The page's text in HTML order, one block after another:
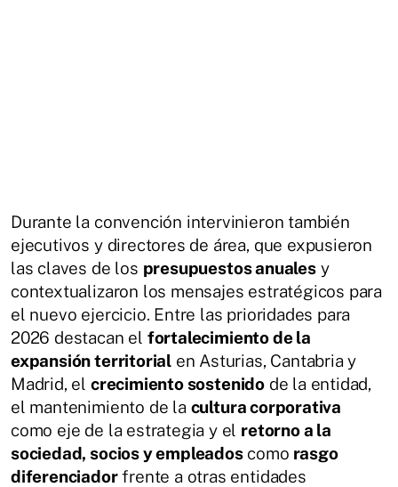
Durante la convención intervinieron también
ejecutivos y directores de área, que expusieron
las claves de los presupuestos anualesy
contextualizaron los mensajes estratégicos para
el nuevo ejercicio. Entre las prioridades para
2026 destacan el fortalecimiento de la
expansión territorial en Asturias, Cantabria y
Madrid, el crecimiento sostenidode la entidad,
el mantenimiento de la cultura corporativa
como eje de la estrategia y el retorno a la
sociedad, socios y empleadoscomo rasgo
diferenciadorfrente a otras entidades